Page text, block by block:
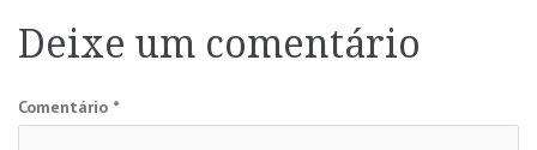
Deixe um comentário
Comentário *